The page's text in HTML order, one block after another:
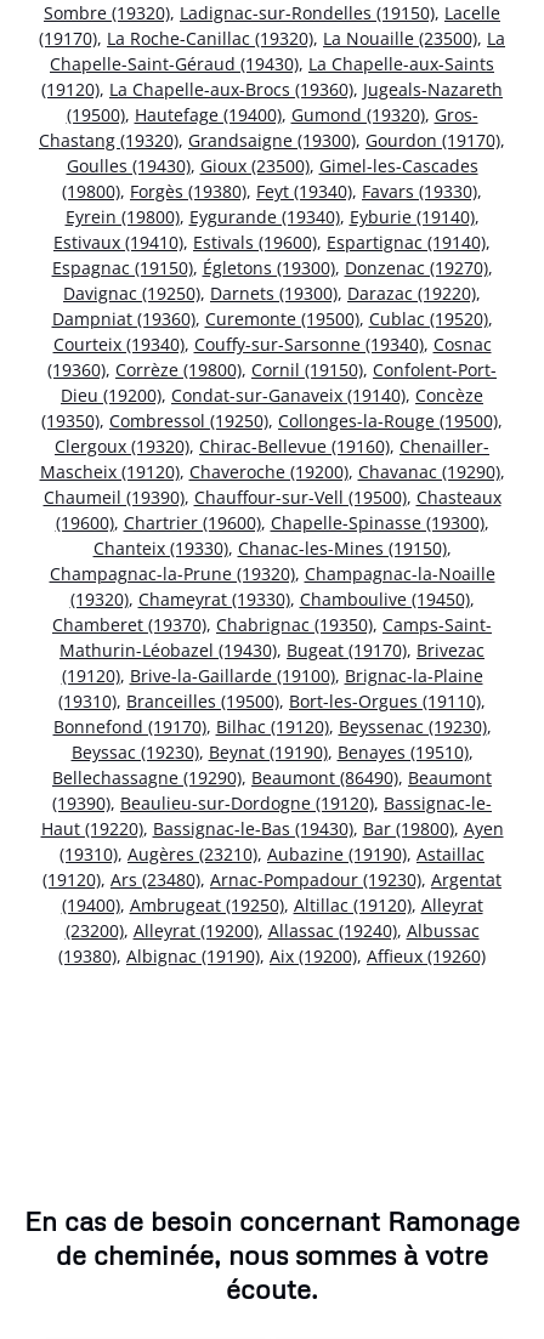
Sombre (19320), Ladignac-sur-Rondelles (19150), Lacelle
(19170), La Roche-Canillac (19320), La Nouaille (23500), La
Chapelle-Saint-Géraud (19430), La Chapelle-aux-Saints
(19120), La Chapelle-aux-Brocs (19360), Jugeals-Nazareth
(19500), Hautefage (19400), Gumond (19320), Gros-
Chastang (19320), Grandsaigne (19300), Gourdon (19170),
Goulles (19430), Gioux (23500), Gimel-les-Cascades
(19800), Forgès (19380), Feyt (19340), Favars (19330),
Eyrein (19800), Eygurande (19340), Eyburie (19140),
Estivaux (19410), Estivals (19600), Espartignac (19140),
Espagnac (19150), Égletons (19300), Donzenac (19270),
Davignac (19250), Darnets (19300), Darazac (19220),
Dampniat (19360), Curemonte (19500), Cublac (19520),
Courteix (19340), Couffy-sur-Sarsonne (19340), Cosnac
(19360), Corrèze (19800), Cornil (19150), Confolent-Port-
Dieu (19200), Condat-sur-Ganaveix (19140), Concèze
(19350), Combressol (19250), Collonges-la-Rouge (19500),
Clergoux (19320), Chirac-Bellevue (19160), Chenailler-
Mascheix (19120), Chaveroche (19200), Chavanac (19290),
Chaumeil (19390), Chauffour-sur-Vell (19500), Chasteaux
(19600), Chartrier (19600), Chapelle-Spinasse (19300),
Chanteix (19330), Chanac-les-Mines (19150),
Champagnac-la-Prune (19320), Champagnac-la-Noaille
(19320), Chameyrat (19330), Chamboulive (19450),
Chamberet (19370), Chabrignac (19350), Camps-Saint-
Mathurin-Léobazel (19430), Bugeat (19170), Brivezac
(19120), Brive-la-Gaillarde (19100), Brignac-la-Plaine
(19310), Branceilles (19500), Bort-les-Orgues (19110),
Bonnefond (19170), Bilhac (19120), Beyssenac (19230),
Beyssac (19230), Beynat (19190), Benayes (19510),
Bellechassagne (19290), Beaumont (86490), Beaumont
(19390), Beaulieu-sur-Dordogne (19120), Bassignac-le-
Haut (19220), Bassignac-le-Bas (19430), Bar (19800), Ayen
(19310), Augères (23210), Aubazine (19190), Astaillac
(19120), Ars (23480), Arnac-Pompadour (19230), Argentat
(19400), Ambrugeat (19250), Altillac (19120), Alleyrat
(23200), Alleyrat (19200), Allassac (19240), Albussac
(19380), Albignac (19190), Aix (19200), Affieux (19260)
En cas de besoin concernant Ramonage
de cheminée, nous sommes à votre
écoute.